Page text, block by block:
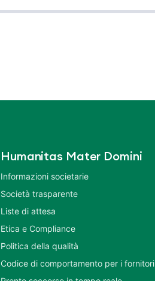
Humanitas Mater Domini
Informazioni societarie
Società trasparente
Liste di attesa
Etica e Compliance
Politica della qualità
Codice di comportamento per i fornitori